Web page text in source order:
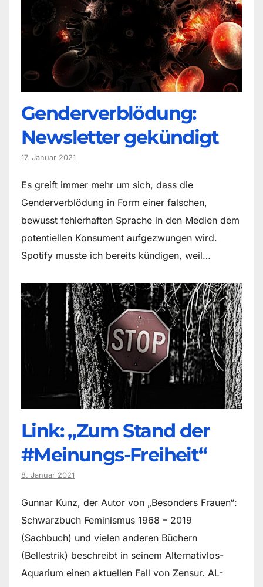
Genderverblödung:
Newsletter gekündigt
17. Januar 2021
Es greift immer mehr um sich, dass die
Genderverblödung in Form einer falschen,
bewusst fehlerhaften Sprache in den Medien dem
potentiellen Konsument aufgezwungen wird.
Spotify musste ich bereits kündigen, weil…
Link: „Zum Stand der
#Meinungs-Freiheit“
8. Januar 2021
Gunnar Kunz, der Autor von „Besonders Frauen“:
Schwarzbuch Feminismus 1968 – 2019
(Sachbuch) und vielen anderen Büchern
(Bellestrik) beschreibt in seinem Alternativlos-
Aquarium einen aktuellen Fall von Zensur. AL-